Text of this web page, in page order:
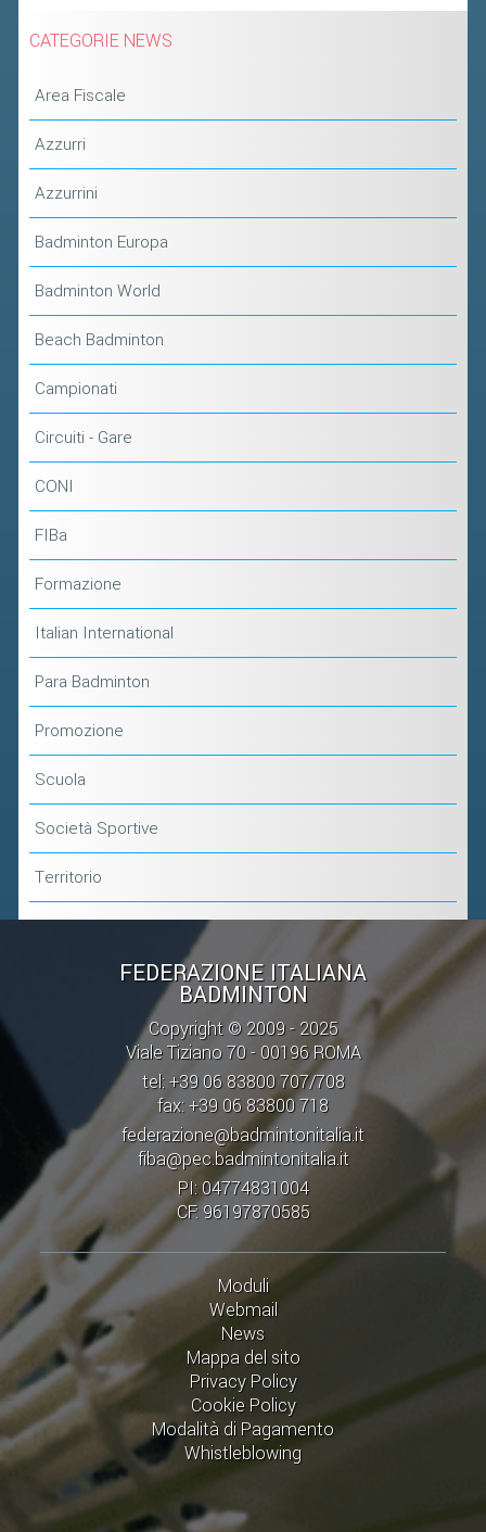
CATEGORIE NEWS
Area Fiscale
Azzurri
Azzurrini
Badminton Europa
Badminton World
Beach Badminton
Campionati
Circuiti - Gare
CONI
FIBa
Formazione
Italian International
Para Badminton
Promozione
Scuola
Società Sportive
Territorio
FEDERAZIONE ITALIANA
BADMINTON
Copyright © 2009 - 2025
Viale Tiziano 70 - 00196 ROMA
tel: +39 06 83800 707/708
fax: +39 06 83800 718
federazione@badmintonitalia.it
fiba@pec.badmintonitalia.it
PI: 04774831004
CF: 96197870585
Moduli
Webmail
News
Mappa del sito
Privacy Policy
Cookie Policy
Modalità di Pagamento
Whistleblowing